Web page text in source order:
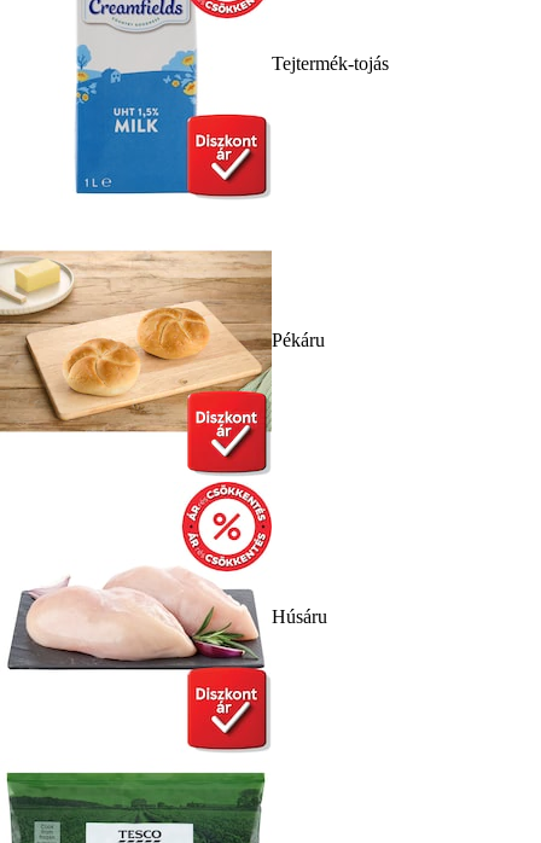
Tejtermék-tojás
Pékáru
Húsáru